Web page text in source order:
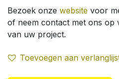
Bezoek onze website voor
of neem contact met ons op
van uw project.
Toevoegen aan